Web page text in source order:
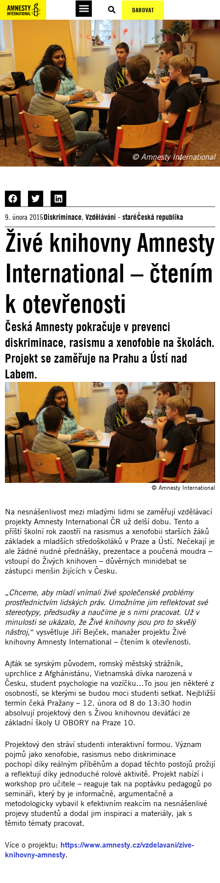
DAROVAT
© Amnesty International
9. února 2015Diskriminace, Vzdělávání - staréČeská republika
Živé knihovny Amnesty
International – čtením
k otevřenosti
Česká Amnesty pokračuje v prevenci
diskriminace, rasismu a xenofobie na školách.
Projekt se zaměřuje na Prahu a Ústí nad
Labem.
© Amnesty International
Na nesnášenlivost mezi mladými lidmi se zaměřují vzdělávací
projekty Amnesty International ČR už delší dobu. Tento a
příští školní rok zaostří na rasismus a xenofobii starších žáků
základek a mladších středoškoláků v Praze a Ústí. Nečekají je
ale žádné nudné přednášky, prezentace a poučená moudra –
vstoupí do Živých knihoven – důvěrných minidebat se
zástupci menšin žijících v Česku.
„Chceme, aby mladí vnímali živé společenské problémy
prostřednictvím lidských práv. Umožníme jim reflektovat své
stereotypy, předsudky a naučíme je s nimi pracovat. Už v
minulosti se ukázalo, že Živé knihovny jsou pro to skvělý
nástroj,“ vysvětluje Jiří Bejček, manažer projektu Živé
knihovny Amnesty International – čtením k otevřenosti.
Ajťák se syrským původem, romský městský strážník,
uprchlice z Afghánistánu, Vietnamská dívka narozená v
Česku, student psychologie na vozíčku…To jsou jen některé z
osobností, se kterými se budou moci studenti setkat. Nejbližší
termín čeká Pražany – 12. února od 8 do 13:30 hodin
absolvují projektový den s Živou knihovnou deváťáci ze
základní školy U OBORY na Praze 10.
Projektový den stráví studenti interaktivní formou. Význam
pojmů jako xenofobie, rasismus nebo diskriminace
pochopí díky reálným příběhům a dopad těchto postojů prožijí
a reflektují díky jednoduché rolové aktivitě. Projekt nabízí i
workshop pro učitele – reaguje tak na poptávku pedagogů po
semináři, který by je informačně, argumentačně a
metodologicky vybavil k efektivním reakcím na nesnášenlivé
projevy studentů a dodal jim inspiraci a materiály, jak s
těmito tématy pracovat.
Více o projektu: https://www.amnesty.cz/vzdelavani/zive-
knihovny-amnesty.